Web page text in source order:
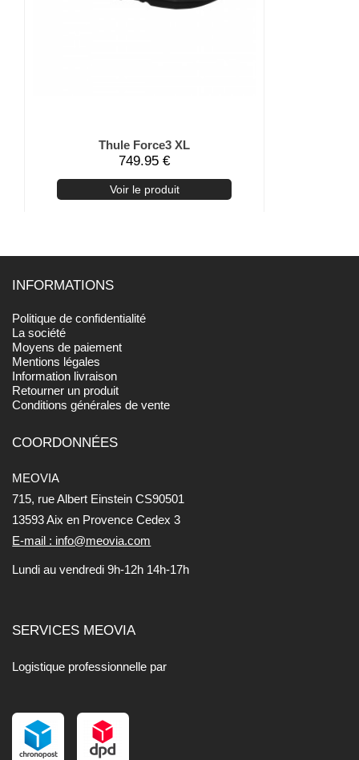
Thule Force3 XL
749.95 €
Voir le produit
INFORMATIONS
Politique de confidentialité
La société
Moyens de paiement
Mentions légales
Information livraison
Retourner un produit
Conditions générales de vente
COORDONNÉES
MEOVIA
715, rue Albert Einstein CS90501
13593 Aix en Provence Cedex 3
E-mail : info@meovia.com
Lundi au vendredi 9h-12h 14h-17h
SERVICES MEOVIA
Logistique professionnelle par